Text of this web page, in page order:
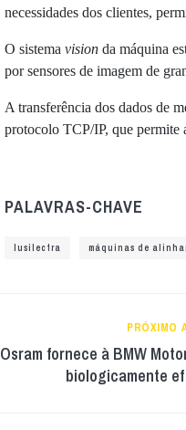
necessidades dos clientes,
O sistema vision da máquina
por sensores de imagem de
A transferência dos dados de
protocolo TCP/IP, que permite
PALAVRAS-CHAVE
lusilectra máquinas de
PRÓXIMO
Osram fornece à BMW
biologicamente